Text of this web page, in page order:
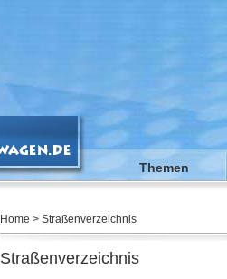
Themen
Home > Straßenverzeichnis
Straßenverzeichnis